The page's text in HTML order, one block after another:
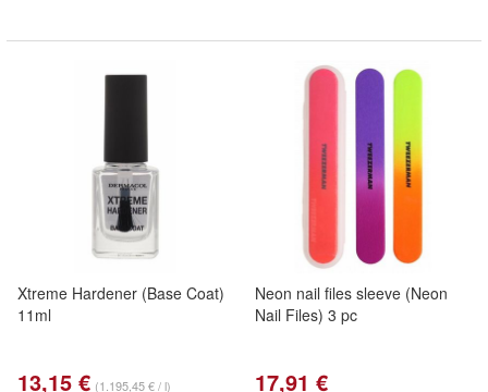
Xtreme Hardener (Base Coat)
11ml
13,15 € (1.195,45 € / l)
Neon nail files sleeve (Neon
Nail Files) 3 pc
17,91 €